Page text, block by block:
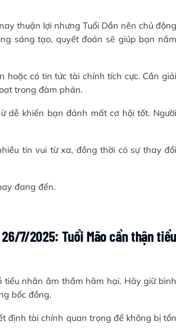
thuận lợi nhưng Tuổi Dần nên chủ
sáng tạo, quyết đoán sẽ giúp bạn nắm
hoặc có tin tức tài chính tích cực. Cần giải
trong đàm phán.
dễ khiến bạn đánh mất cơ hội tốt. Người
tin vui từ xa, đồng thời có sự thay đổi
đang đến.
7/2025: Tuổi Mão cẩn thận tiểu
tiểu nhân âm thầm hãm hại. Hãy giữ bình
bốc đồng.
định tài chính quan trọng để không bị tổn